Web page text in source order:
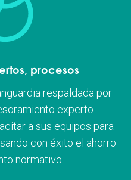
procesos
respaldada por
experto.
a sus equipos para
con éxito el ahorro
normativo.